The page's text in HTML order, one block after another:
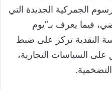
الجمركية الجديدة التي
فيما يعرف بـ”يوم
النقدية تركز على ضبط
على السياسات التجارية،